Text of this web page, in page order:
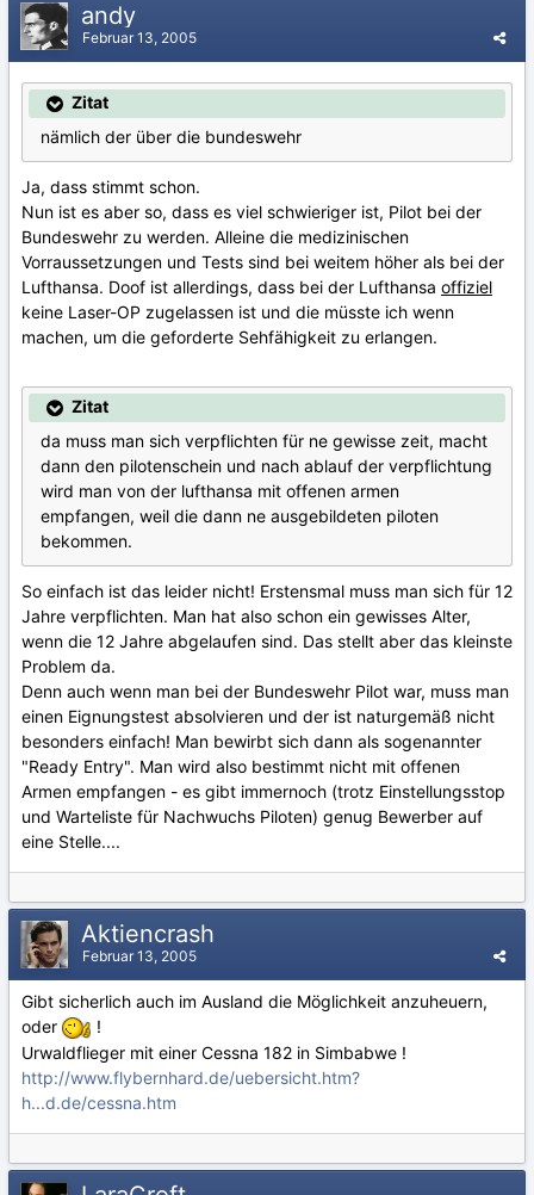
andy
Februar 13, 2005
Zitat
nämlich der über die bundeswehr
Ja, dass stimmt schon.
Nun ist es aber so, dass es viel schwieriger ist, Pilot bei der
Bundeswehr zu werden. Alleine die medizinischen
Vorraussetzungen und Tests sind bei weitem höher als bei der
Lufthansa. Doof ist allerdings, dass bei der Lufthansa offiziel
keine Laser-OP zugelassen ist und die müsste ich wenn
machen, um die geforderte Sehfähigkeit zu erlangen.
Zitat
da muss man sich verpflichten für ne gewisse zeit, macht
dann den pilotenschein und nach ablauf der verpflichtung
wird man von der lufthansa mit offenen armen
empfangen, weil die dann ne ausgebildeten piloten
bekommen.
So einfach ist das leider nicht! Erstensmal muss man sich für 12
Jahre verpflichten. Man hat also schon ein gewisses Alter,
wenn die 12 Jahre abgelaufen sind. Das stellt aber das kleinste
Problem da.
Denn auch wenn man bei der Bundeswehr Pilot war, muss man
einen Eignungstest absolvieren und der ist naturgemäß nicht
besonders einfach! Man bewirbt sich dann als sogenannter
"Ready Entry". Man wird also bestimmt nicht mit offenen
Armen empfangen - es gibt immernoch (trotz Einstellungsstop
und Warteliste für Nachwuchs Piloten) genug Bewerber auf
eine Stelle....
Aktiencrash
Februar 13, 2005
Gibt sicherlich auch im Ausland die Möglichkeit anzuheuern,
oder
!
Urwaldflieger mit einer Cessna 182 in Simbabwe !
http://www.flybernhard.de/uebersicht.htm?
h...d.de/cessna.htm